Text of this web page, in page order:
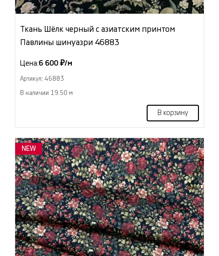
Ткань Шёлк черный с азиатским принтом
Павлины шинуазри 46883
Цена:6 600 ₽/м
Артикул: 46883
В наличии 19.50 м
В корзину
NEW